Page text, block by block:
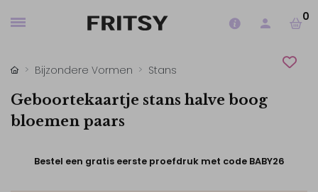
0
Bijzondere Vormen Stans
Geboortekaartje stans halve boog
bloemen paars
Bestel een gratis eerste proefdruk met code BABY26